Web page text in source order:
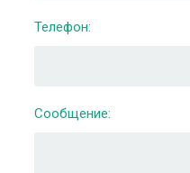
Телефон:
Сообщение: